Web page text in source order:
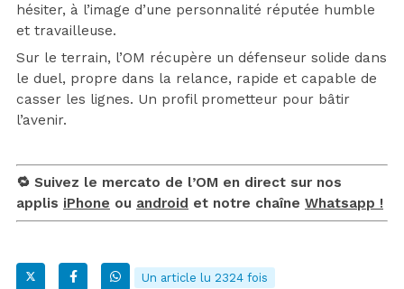
hésiter, à l’image d’une personnalité réputée humble
et travailleuse.
Sur le terrain, l’OM récupère un défenseur solide dans
le duel, propre dans la relance, rapide et capable de
casser les lignes. Un profil prometteur pour bâtir
l’avenir.
🔁 Suivez le mercato de l’OM en direct sur nos
applis iPhone ou android et notre chaîne Whatsapp !
Un article lu 2324 fois